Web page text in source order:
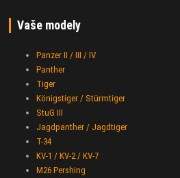
Vaše modely
Panzer II / III / IV
Panther
Tiger
Königstiger / Stürmtiger
StuG III
Jagdpanther / Jagdtiger
T-34
KV-1 / KV-2 / KV-7
M26 Pershing